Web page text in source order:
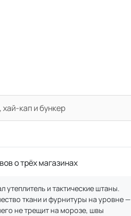
кап и бункер
о трёх магазинах
утеплитель и тактические штаны.
ткани и фурнитуры на уровне —
не трещит на морозе, швы